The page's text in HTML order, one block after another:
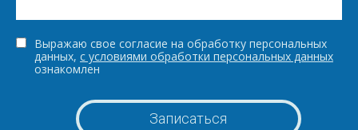
Выражаю свое согласие на обработку персональных
данных, с условиями обработки персональных данных
ознакомлен